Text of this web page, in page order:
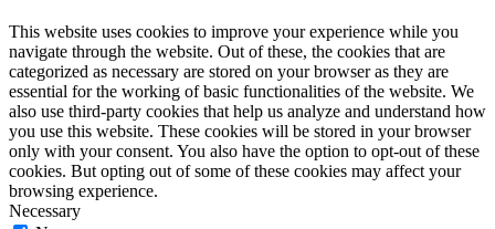
This website uses cookies to improve your experience while you
navigate through the website. Out of these, the cookies that are
categorized as necessary are stored on your browser as they are
essential for the working of basic functionalities of the website. We
also use third-party cookies that help us analyze and understand how
you use this website. These cookies will be stored in your browser
only with your consent. You also have the option to opt-out of these
cookies. But opting out of some of these cookies may affect your
browsing experience.
Necessary